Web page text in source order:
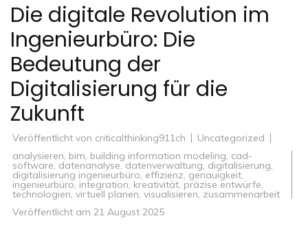
Die digitale Revolution im
Ingenieurbüro: Die
Bedeutung der
Digitalisierung für die
Zukunft
Veröffentlicht von criticalthinking911ch
Uncategorized
analysieren, bim, building information modeling, cad-
software, datenanalyse,datenverwaltung, digitalisierung,
digitalisierung ingenieurbüro, effizienz, genauigkeit,
ingenieurbüro, integration, kreativität, präzise entwürfe,
technologien, virtuell planen, visualisieren, zusammenarbeit
Veröffentlicht am 21 August 2025